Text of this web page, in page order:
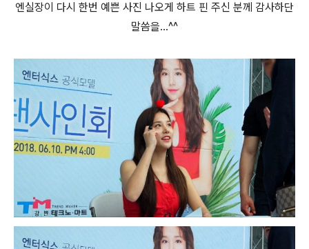
엔실장이 다시 한번 예쁜 사진 나오게 하트 핀 주신 분께 감사하단
말씀을...^^